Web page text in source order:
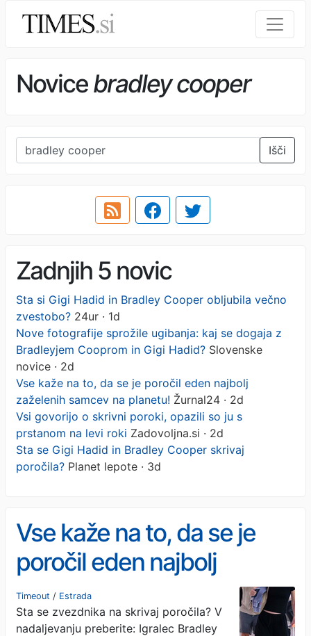
Novicebradley cooper
Išči
Zadnjih 5 novic
Sta si Gigi Hadid in Bradley Cooper obljubila večno
zvestobo? 24ur · 1d
Nove fotografije sprožile ugibanja: kaj se dogaja z
Bradleyjem Cooprom in Gigi Hadid? Slovenske
novice · 2d
Vse kaže na to, da se je poročil eden najbolj
zaželenih samcev na planetu! Žurnal24 · 2d
Vsi govorijo o skrivni poroki, opazili so ju s
prstanom na levi roki Zadovoljna.si · 2d
Sta se Gigi Hadid in Bradley Cooper skrivaj
poročila? Planet lepote · 3d
Vse kaže na to, da se je
poročil eden najbolj
zaželenih samcev na
planetu!
Timeout / Estrada
Sta se zvezdnika na skrivaj poročila? V
nadaljevanju preberite: Igralec Bradley